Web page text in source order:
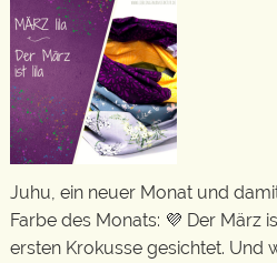
Juhu, ein neuer Monat und
Farbe des Monats: 💜 Der März
ersten Krokusse gesichtet. Und